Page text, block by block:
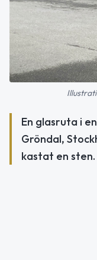
En glasruta i
Gröndal,
kastat en